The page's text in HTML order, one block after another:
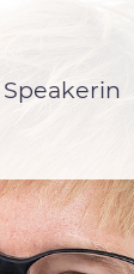
Speakerin